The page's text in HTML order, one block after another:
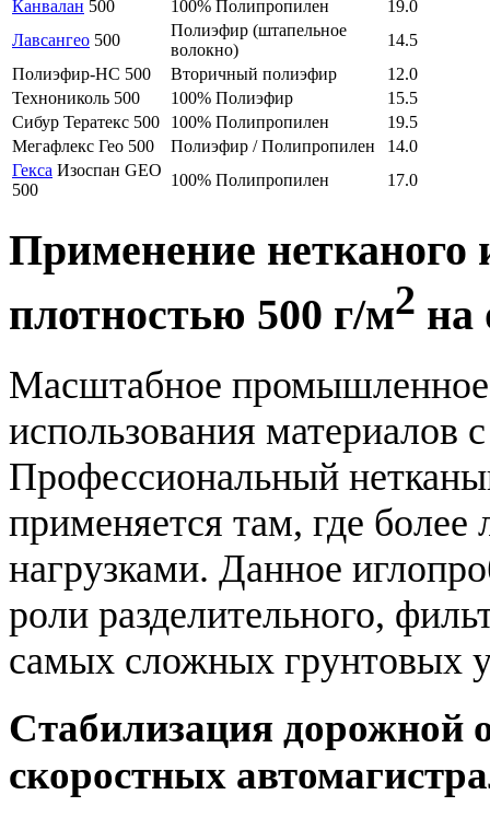
Канвалан 500 100% Полипропилен
19.0
Лавсангео 500
Полиэфир (штапельное
волокно)
14.5
Полиэфир-НС 500
Вторичный полиэфир
12.0
Технониколь 500
100% Полиэфир
15.5
Сибур Тератекс 500
100% Полипропилен
19.5
Мегафлекс Гео 500
Полиэфир / Полипропилен
14.0
Гекса Изоспан GEO
500
100% Полипропилен 17.0
Применение нетканого
плотностью 500 г/м2 на
Масштабное промышленное
использования материалов
Профессиональный
применяется там, где более
нагрузками. Данное
роли разделительного,
самых сложных грунтовых
Стабилизация дорожной
скоростных